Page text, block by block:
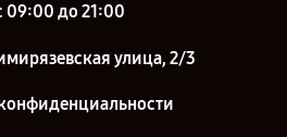
09:00 до 21:00
улица, 2/3